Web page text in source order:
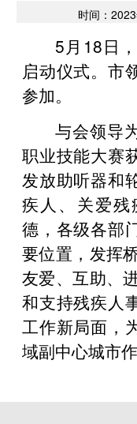
时间：
5月18日
启动仪式。市
参加。
与会领导
职业技能大赛
发放助听器和
疾人、关爱
德，各级各部
要位置，发挥
友爱、互助、
和支持残疾人
工作新局面，
域副中心城市